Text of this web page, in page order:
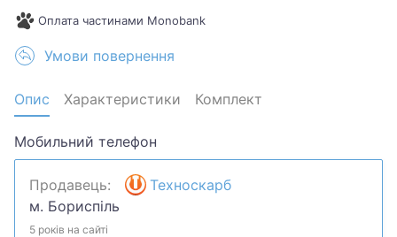
Оплата частинами Monobank
Умови повернення
Опис Характеристики Комплект
Мобильний телефон
Продавець:
Техноскарб
м. Бориспіль
5 років на сайті